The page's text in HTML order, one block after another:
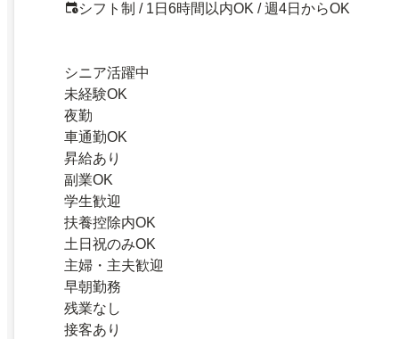
シフト制 / 1日6時間以内OK / 週4日からOK
シニア活躍中
未経験OK
夜勤
車通勤OK
昇給あり
副業OK
学生歓迎
扶養控除内OK
土日祝のみOK
主婦・主夫歓迎
早朝勤務
残業なし
接客あり